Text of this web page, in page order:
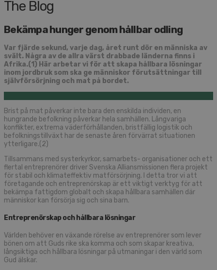
The Blog
Bekämpa hunger genom hållbar odling
Var fjärde sekund, varje dag, året runt dör en människa av
svält. Några av de allra värst drabbade länderna finns i
Afrika.(1) Här arbetar vi för att skapa hållbara lösningar
inom jordbruk som ska ge människor förutsättningar till
självförsörjning och mat på bordet.
Brist på mat påverkar inte bara den enskilda individen, en
hungrande befolkning påverkar hela samhällen. Långvariga
konflikter, extrema väderförhållanden, bristfällig logistik och
befolkningstillväxt har de senaste åren förvärrat situationen
ytterligare.(2)
Tillsammans med systerkyrkor, samarbets- organisationer och ett
flertal entreprenörer driver Svenska Alliansmissionen flera projekt
för stabil och klimateffektiv matförsörjning. I detta tror vi att
företagande och entreprenörskap är ett viktigt verktyg för att
bekämpa fattigdom globalt och skapa hållbara samhällen där
människor kan försörja sig och sina barn.
Entreprenörskap och hållbara lösningar
Världen behöver en växande rörelse av entreprenörer som lever
bönen om att Guds rike ska komma och som skapar kreativa,
långsiktiga och hållbara lösningar på utmaningar i den värld som
Gud älskar.